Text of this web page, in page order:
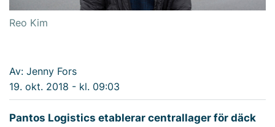
Reo Kim
Av: Jenny Fors
19. okt. 2018 - kl. 09:03
Pantos Logistics etablerar centrallager för däck